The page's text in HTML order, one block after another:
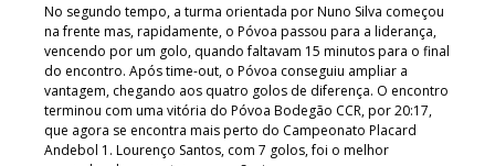
No segundo tempo, a turma orientada por Nuno Silva começou
na frente mas, rapidamente, o Póvoa passou para a liderança,
vencendo por um golo, quando faltavam 15 minutos para o final
do encontro. Após time-out, o Póvoa conseguiu ampliar a
vantagem, chegando aos quatro golos de diferença. O encontro
terminou com uma vitória do Póvoa Bodegão CCR, por 20:17,
que agora se encontra mais perto do Campeonato Placard
Andebol 1. Lourenço Santos, com 7 golos, foi o melhor